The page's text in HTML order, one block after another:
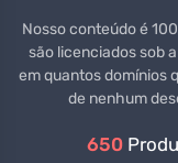
Nosso conteúdo é
são licenciados sob
em quantos domínios
de nenhum
650